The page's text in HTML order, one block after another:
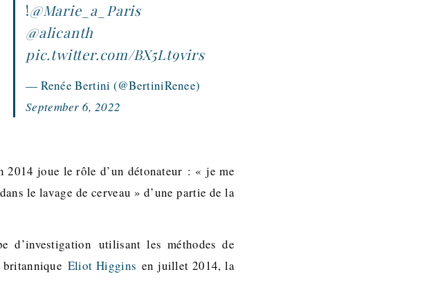
!@Marie_a_Paris
@alicanth
pic.twitter.com/BX5Lt9virs
— Renée Bertini (@BertiniRenee)
September 6, 2022
2014 joue le rôle d’un détonateur : « je me
le lavage de cerveau » d’une partie de la
d’investigation utilisant les méthodes de
Eliot Higgins en juillet 2014, la